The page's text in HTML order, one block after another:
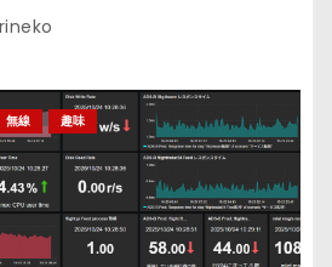
無線 趣味